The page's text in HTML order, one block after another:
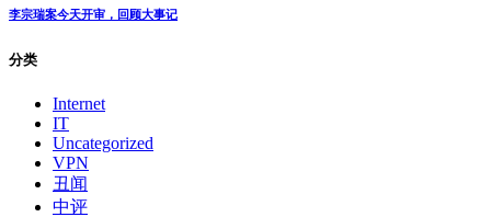
李宗瑞案今天开审，回顾大事记
分类
Internet
IT
Uncategorized
VPN
丑闻
中评